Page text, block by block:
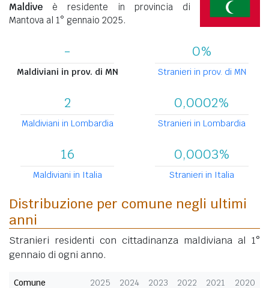
Maldive è residente in provincia di
Mantova al 1° gennaio 2025.
-
Maldiviani in prov. di MN
0%
Stranieri in prov. di MN
2
Maldiviani in Lombardia
0,0002%
Stranieri in Lombardia
16
Maldiviani in Italia
0,0003%
Stranieri in Italia
Distribuzione per comune negli ultimi
anni
Stranieri residenti con cittadinanza maldiviana al 1°
gennaio di ogni anno.
Comune 2025 2024 2023 2022 2021
2020